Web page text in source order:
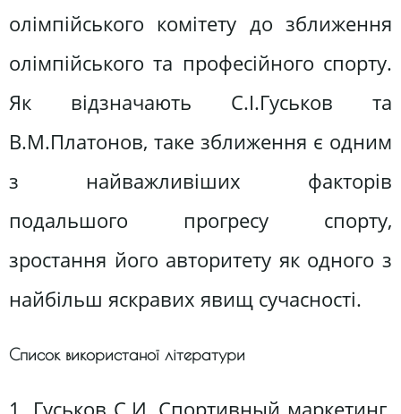
олімпійського комітету до зближення
олімпійського та професійного спорту.
Як відзначають С.І.Гуськов та
В.М.Платонов, таке зближення є одним
з найважливіших факторів
подальшого прогресу спорту,
зростання його авторитету як одного з
найбільш яскравих явищ сучасності.
Список використаної літератури